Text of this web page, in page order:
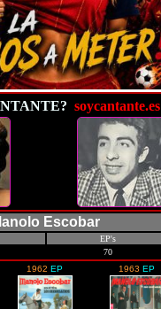
soycantante.es
Escobar
EP's
70
1962 EP 1963 EP